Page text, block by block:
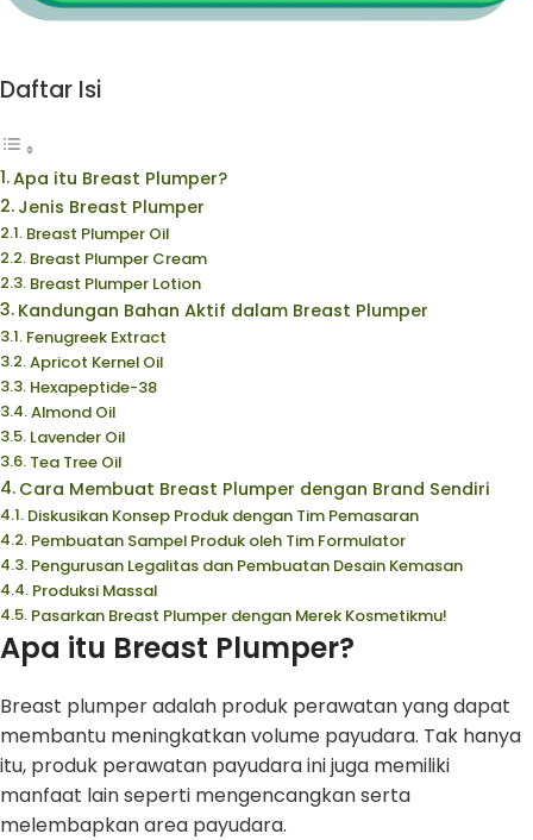
Daftar Isi
Apa itu Breast Plumper?
Jenis Breast Plumper
Breast Plumper Oil
Breast Plumper Cream
Breast Plumper Lotion
Kandungan Bahan Aktif dalam Breast Plumper
Fenugreek Extract
Apricot Kernel Oil
Hexapeptide-38
Almond Oil
Lavender Oil
Tea Tree Oil
Cara Membuat Breast Plumper dengan Brand Sendiri
Diskusikan Konsep Produk dengan Tim Pemasaran
Pembuatan Sampel Produk oleh Tim Formulator
Pengurusan Legalitas dan Pembuatan Desain Kemasan
Produksi Massal
Pasarkan Breast Plumper dengan Merek Kosmetikmu!
Apa itu Breast Plumper?
Breast plumper adalah produk perawatan yang dapat
membantu meningkatkan volume payudara. Tak hanya
itu, produk perawatan payudara ini juga memiliki
manfaat lain seperti mengencangkan serta
melembapkan area payudara.